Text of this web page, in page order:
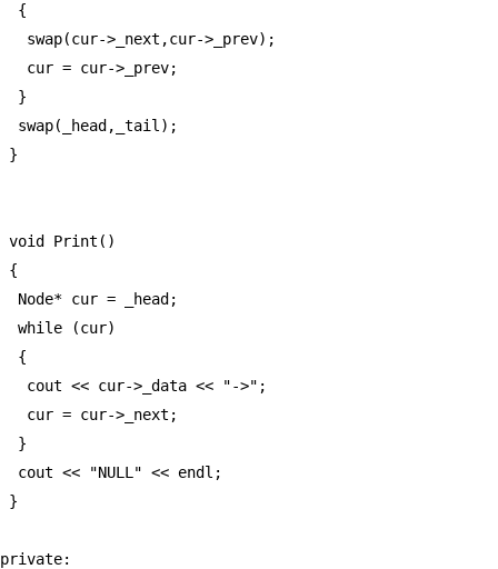
  {
   swap(cur->_next,cur->_prev);
   cur = cur->_prev;
  }
  swap(_head,_tail);
}
void Print()
{
  Node* cur = _head;
  while (cur)
  {
   cout << cur->_data << "->";
   cur = cur->_next;
  }
  cout << "NULL" << endl;
}
private: